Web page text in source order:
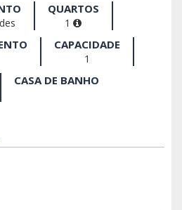
QUARTOS
1
CAPACIDADE
1
CASA DE BANHO